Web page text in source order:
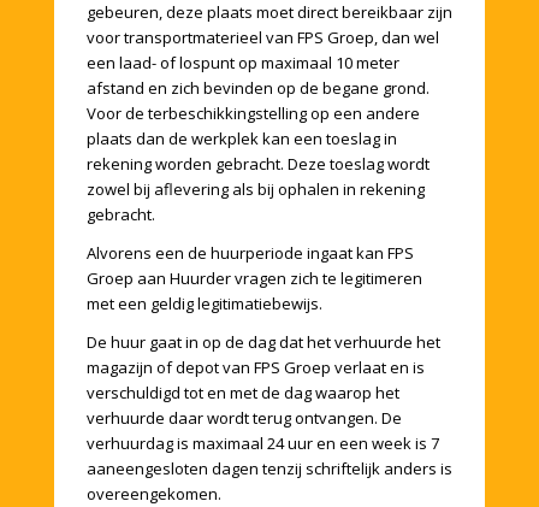
gebeuren, deze plaats moet direct bereikbaar zijn
voor transportmaterieel van FPS Groep, dan wel
een laad- of lospunt op maximaal 10 meter
afstand en zich bevinden op de begane grond.
Voor de terbeschikkingstelling op een andere
plaats dan de werkplek kan een toeslag in
rekening worden gebracht. Deze toeslag wordt
zowel bij aflevering als bij ophalen in rekening
gebracht.
Alvorens een de huurperiode ingaat kan FPS
Groep aan Huurder vragen zich te legitimeren
met een geldig legitimatiebewijs.
De huur gaat in op de dag dat het verhuurde het
magazijn of depot van FPS Groep verlaat en is
verschuldigd tot en met de dag waarop het
verhuurde daar wordt terug ontvangen. De
verhuurdag is maximaal 24 uur en een week is 7
aaneengesloten dagen tenzij schriftelijk anders is
overeengekomen.